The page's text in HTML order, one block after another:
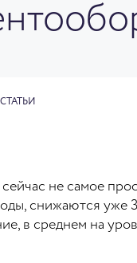
СТАТЬИ
не самое
снижаются уже
в среднем на